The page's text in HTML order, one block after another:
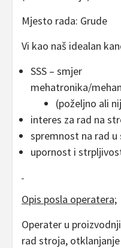
Mjesto rada: Grude
Vi kao naš idealan
SSS – smjer
mehatronika/
(poželjno ali
interes za rad na
spremnost na rad u
upornost i
Opis posla operatera;
Operater u
rad stroja,